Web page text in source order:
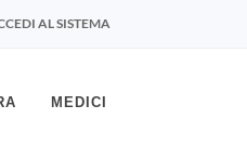
AL SISTEMA
MEDICI